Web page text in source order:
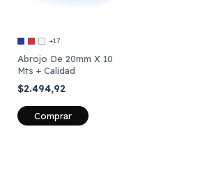
+17
Abrojo De 20mm X 10
Mts + Calidad
$2.494,92
Comprar